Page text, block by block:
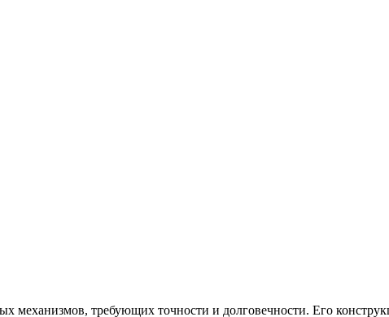
требующих точности и долговечности. Его